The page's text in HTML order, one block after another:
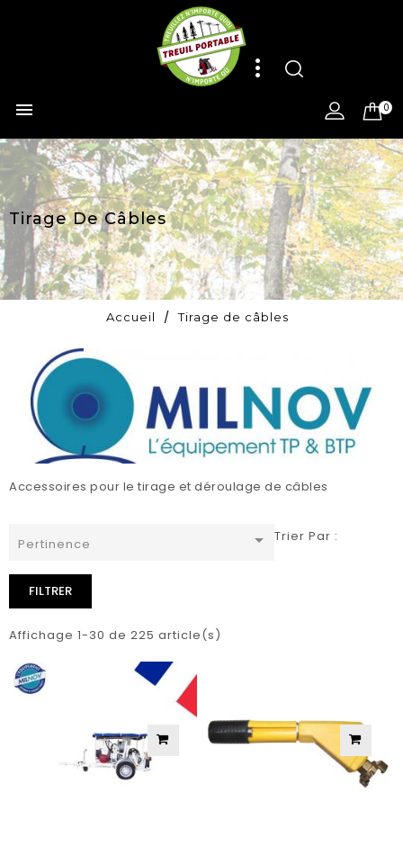
 0
Tirage De Câbles
Accueil Tirage de câbles
Accessoires pour le tirage et déroulage de câbles
Trier Par :
Pertinence 
FILTRER
Affichage 1-30 de 225 article(s)